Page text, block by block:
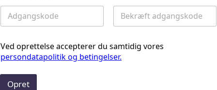
Ved oprettelse accepterer du samtidig vores
persondatapolitik og betingelser.
Opret